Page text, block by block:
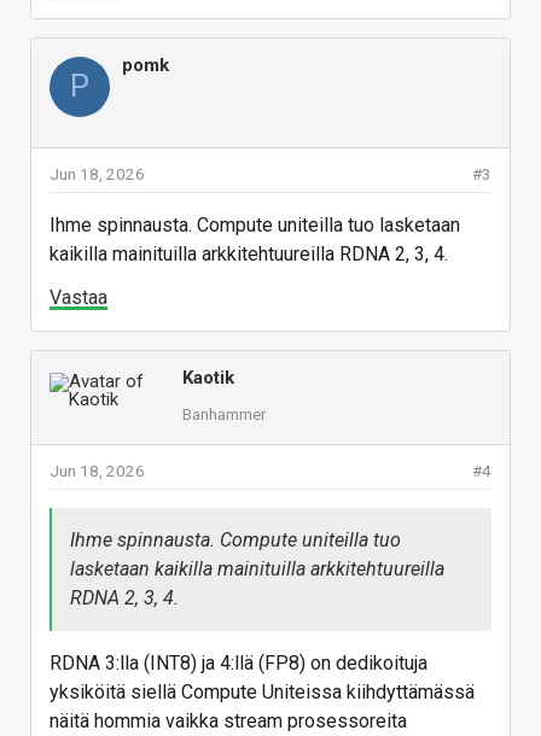
P
pomk
#3
Jun 18, 2026
Ihme spinnausta. Compute uniteilla tuo lasketaan
kaikilla mainituilla arkkitehtuureilla RDNA 2, 3, 4.
Vastaa
Kaotik
Banhammer
#4
Jun 18, 2026
Ihme spinnausta. Compute uniteilla tuo
lasketaan kaikilla mainituilla arkkitehtuureilla
RDNA 2, 3, 4.
RDNA 3:lla (INT8) ja 4:llä (FP8) on dedikoituja
yksiköitä siellä Compute Uniteissa kiihdyttämässä
näitä hommia vaikka stream prosessoreita